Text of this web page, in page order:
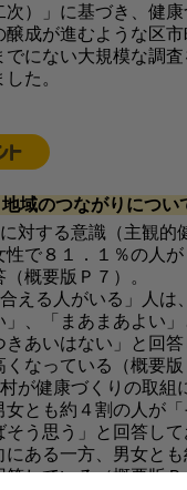
）」に基づき、健
醸成が進むような区
にない大規模な調
た。
ト
域のつながりについ
対する意識（主観的
で８１．１％の人が
概要版Ｐ７）。
える人がいる」人は
、「まあまあよい
あいはない」と回答
なっている（概要版
が健康づくりの取組
とも約４割の人が「
そう思う」と回答し
ある一方、男女と
答している（概要版